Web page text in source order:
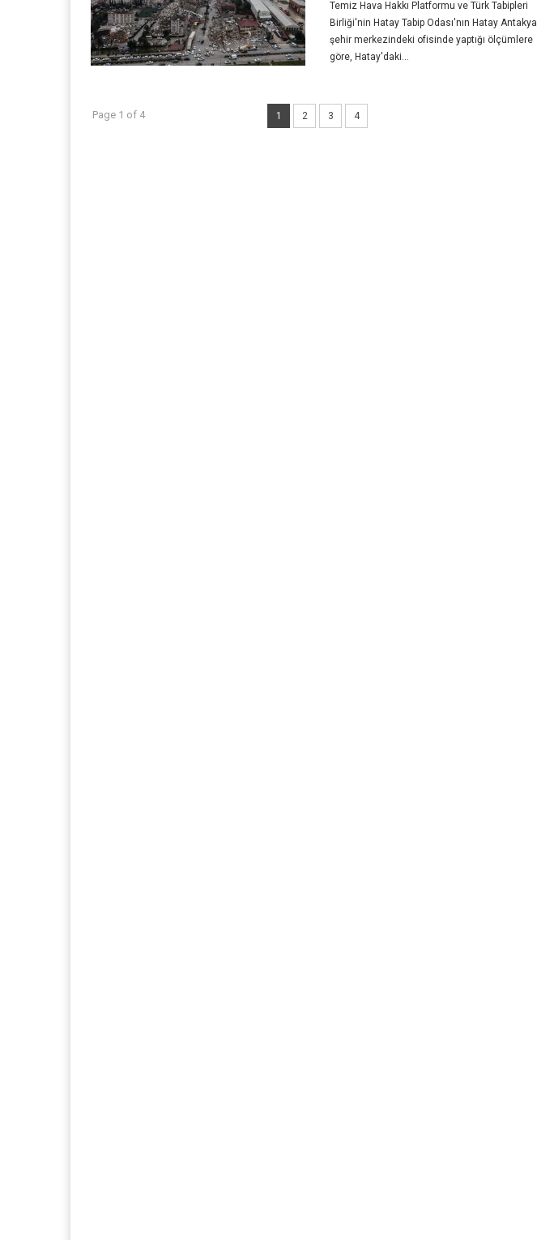
Temiz Hava Hakkı Platformu ve Türk Tabipleri
Birliği'nin Hatay Tabip Odası'nın Hatay Antakya
şehir merkezindeki ofisinde yaptığı ölçümlere
göre, Hatay'daki...
Page 1 of 4 1 2 3 4